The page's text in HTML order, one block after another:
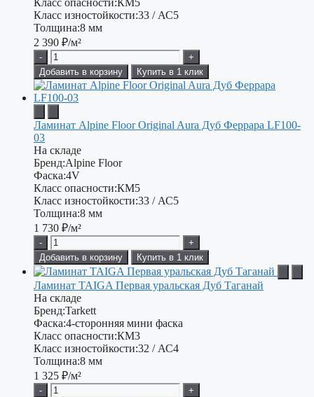
Класс опасности: КМ5
Класс изностойкости:33 / АС5
Толщина:8 мм
2 390 ₽/м²
-
+
Добавить в корзину
Купить в 1 клик
Ламинат Alpine Floor Original Aura Дуб Феррара LF100-
03
На складе
Бренд:Alpine Floor
Фаска:4V
Класс опасности:КМ5
Класс изностойкости:33 / АС5
Толщина:8 мм
1 730 ₽/м²
-
+
Добавить в корзину
Купить в 1 клик
Ламинат TAIGA Первая уральская Дуб Таганай
На складе
Бренд:Tarkett
Фаска:4-сторонняя мини фаска
Класс опасности:КМ3
Класс изностойкости:32 / АС4
Толщина:8 мм
1 325 ₽/м²
-
+